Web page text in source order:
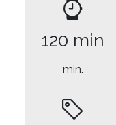
120 min
min.